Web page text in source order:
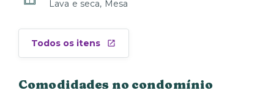
Lava e seca, Mesa
Todos os itens
Comodidades no condomínio